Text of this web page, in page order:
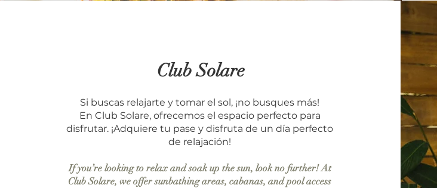
Club Solare
Si buscas relajarte y tomar el sol, ¡no busques más!
En Club Solare, ofrecemos el espacio perfecto para
disfrutar. ¡Adquiere tu pase y disfruta de un día perfecto
de relajación!
If you’re looking to relax and soak up the sun, look no further! At
Club Solare, we offer sunbathing areas, cabanas, and pool access